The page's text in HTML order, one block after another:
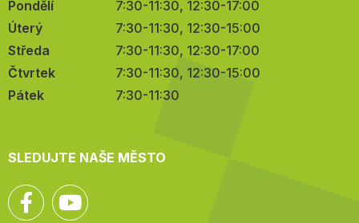
Pondělí
7:30-11:30, 12:30-17:00
Úterý
7:30-11:30, 12:30-15:00
Středa
7:30-11:30, 12:30-17:00
Čtvrtek
7:30-11:30, 12:30-15:00
Pátek
7:30-11:30
SLEDUJTE NAŠE MĚSTO
Facebook